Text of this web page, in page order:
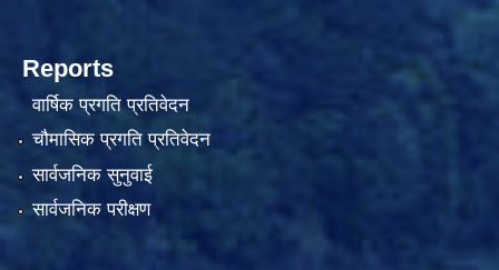
Reports
वार्षिक प्रगति प्रतिवेदन
चौमासिक प्रगति प्रतिवेदन
सार्वजनिक सुनुवाई
सार्वजनिक परीक्षण